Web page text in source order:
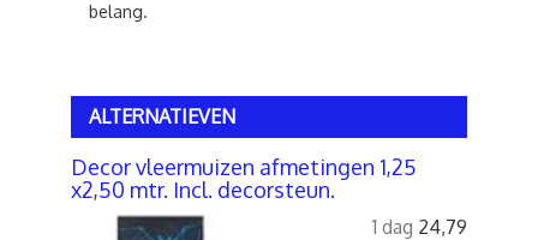
belang.
ALTERNATIEVEN
Decor vleermuizen afmetingen 1,25
x2,50 mtr. Incl. decorsteun.
1 dag 24,79